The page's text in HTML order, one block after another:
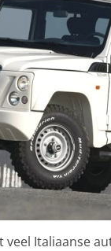
Italiaanse